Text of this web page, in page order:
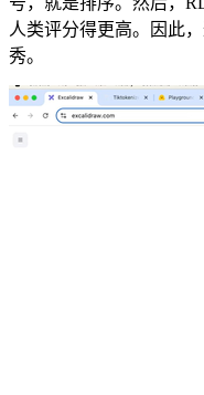
人类评分得更高。因此
秀。